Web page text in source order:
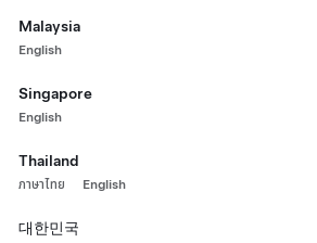
Malaysia
English
Singapore
English
Thailand
ภาษาไทย English
대한민국